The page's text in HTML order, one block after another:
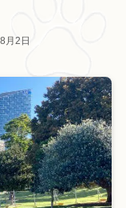
月2日